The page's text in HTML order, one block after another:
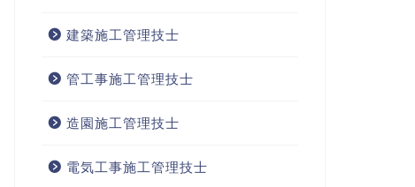
建築施工管理技士
管工事施工管理技士
造園施工管理技士
電気工事施工管理技士